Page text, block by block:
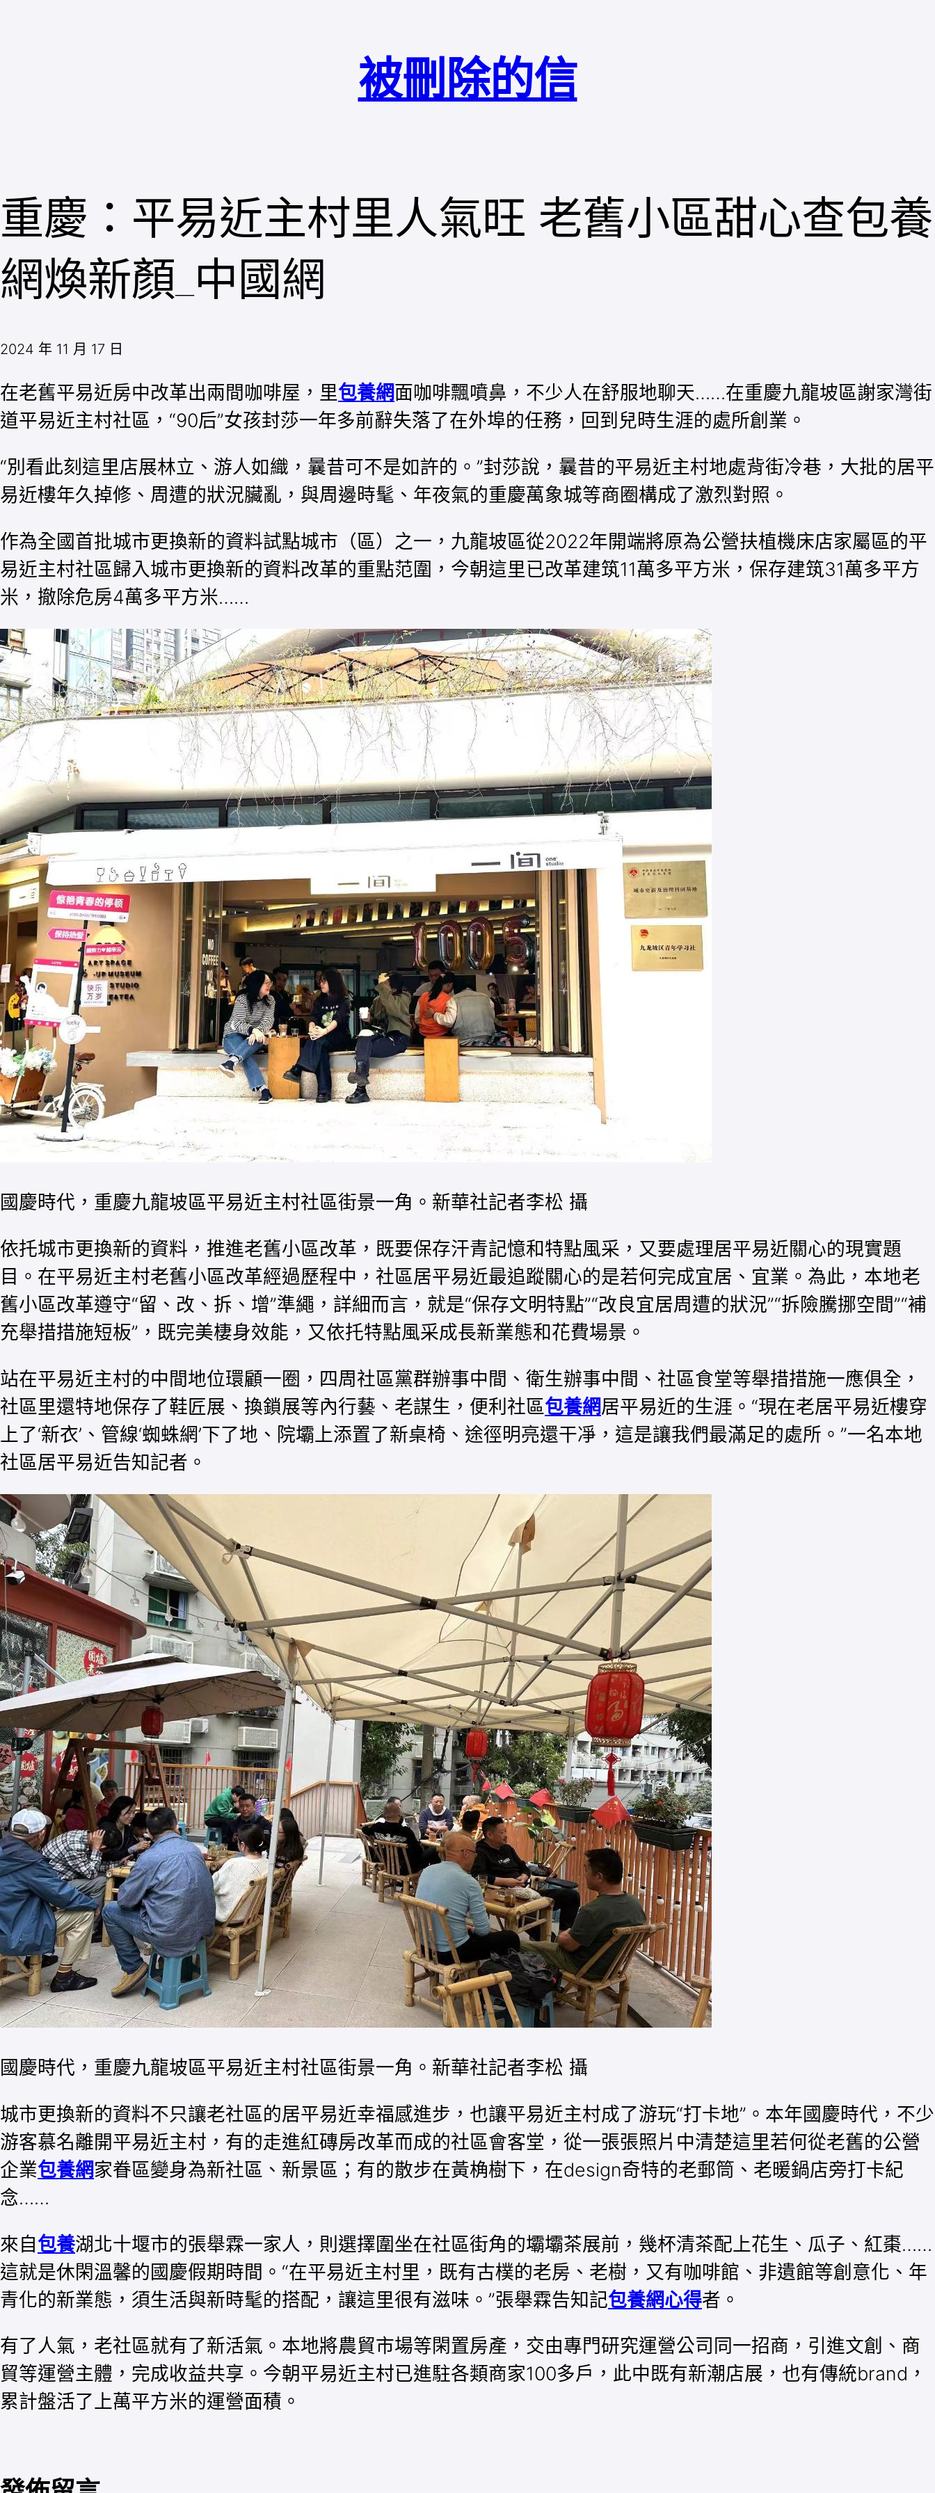
被刪除的信
重慶：平易近主村里人氣旺 老舊小區甜心查包養
網煥新顏_中國網
2024 年 11 月 17 日
在老舊平易近房中改革出兩間咖啡屋，里包養網面咖啡飄噴鼻，不少人在舒服地聊天……在重慶九龍坡區謝家灣街
道平易近主村社區，“90后”女孩封莎一年多前辭失落了在外埠的任務，回到兒時生涯的處所創業。
“別看此刻這里店展林立、游人如織，曩昔可不是如許的。”封莎說，曩昔的平易近主村地處背街冷巷，大批的居平
易近樓年久掉修、周遭的狀況臟亂，與周邊時髦、年夜氣的重慶萬象城等商圈構成了激烈對照。
作為全國首批城市更換新的資料試點城市（區）之一，九龍坡區從2022年開端將原為公營扶植機床店家屬區的平
易近主村社區歸入城市更換新的資料改革的重點范圍，今朝這里已改革建筑11萬多平方米，保存建筑31萬多平方
米，撤除危房4萬多平方米……
國慶時代，重慶九龍坡區平易近主村社區街景一角。新華社記者李松 攝
依托城市更換新的資料，推進老舊小區改革，既要保存汗青記憶和特點風采，又要處理居平易近關心的現實題
目。在平易近主村老舊小區改革經過歷程中，社區居平易近最追蹤關心的是若何完成宜居、宜業。為此，本地老
舊小區改革遵守“留、改、拆、增”準繩，詳細而言，就是“保存文明特點”“改良宜居周遭的狀況”“拆險騰挪空間”“補
充舉措措施短板”，既完美棲身效能，又依托特點風采成長新業態和花費場景。
站在平易近主村的中間地位環顧一圈，四周社區黨群辦事中間、衛生辦事中間、社區食堂等舉措措施一應俱全，
社區里還特地保存了鞋匠展、換鎖展等內行藝、老謀生，便利社區包養網居平易近的生涯。“現在老居平易近樓穿
上了‘新衣’、管線‘蜘蛛網’下了地、院壩上添置了新桌椅、途徑明亮還干凈，這是讓我們最滿足的處所。”一名本地
社區居平易近告知記者。
國慶時代，重慶九龍坡區平易近主村社區街景一角。新華社記者李松 攝
城市更換新的資料不只讓老社區的居平易近幸福感進步，也讓平易近主村成了游玩“打卡地”。本年國慶時代，不少
游客慕名離開平易近主村，有的走進紅磚房改革而成的社區會客堂，從一張張照片中清楚這里若何從老舊的公營
企業包養網家眷區變身為新社區、新景區；有的散步在黃桷樹下，在design奇特的老郵筒、老暖鍋店旁打卡紀
念……
來自包養湖北十堰市的張舉霖一家人，則選擇圍坐在社區街角的壩壩茶展前，幾杯清茶配上花生、瓜子、紅棗……
這就是休閑溫馨的國慶假期時間。“在平易近主村里，既有古樸的老房、老樹，又有咖啡館、非遺館等創意化、年
青化的新業態，須生活與新時髦的搭配，讓這里很有滋味。”張舉霖告知記包養網心得者。
有了人氣，老社區就有了新活氣。本地將農貿市場等閑置房產，交由專門研究運營公司同一招商，引進文創、商
貿等運營主體，完成收益共享。今朝平易近主村已進駐各類商家100多戶，此中既有新潮店展，也有傳統brand，
累計盤活了上萬平方米的運營面積。